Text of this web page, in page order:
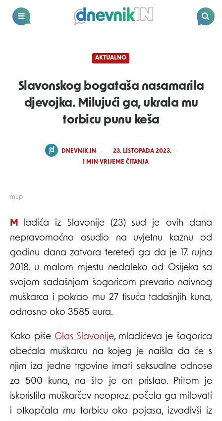
Dnevnik.in
mup
AKTUALNO
Slavonskog bogataša nasamarila
djevojka. Milujući ga, ukrala mu
torbicu punu keša
POSTED
DNEVNIK.IN
23. LISTOPADA 2023.
1 MIN VRIJEME ČITANJA
Mladića iz Slavonije (23) sud je ovih dana
nepravomoćno osudio na uvjetnu kaznu od
godinu dana zatvora tereteći ga da je 17. rujna
2018. u malom mjestu nedaleko od Osijeka sa
svojom sadašnjom šogoricom prevario naivnog
muškarca i pokrao mu 27 tisuća tadašnjih kuna,
odnosno oko 3585 eura.
Kako piše Glas Slavonije, mladićeva je šogorica
obećala muškarcu na kojeg je naišla da će s
njim iza jedne trgovine imati seksualne odnose
za 500 kuna, na što je on pristao. Pritom je
iskoristila muškarčev neoprez, počela ga milovati
i otkopčala mu torbicu oko pojasa, izvadivši iz